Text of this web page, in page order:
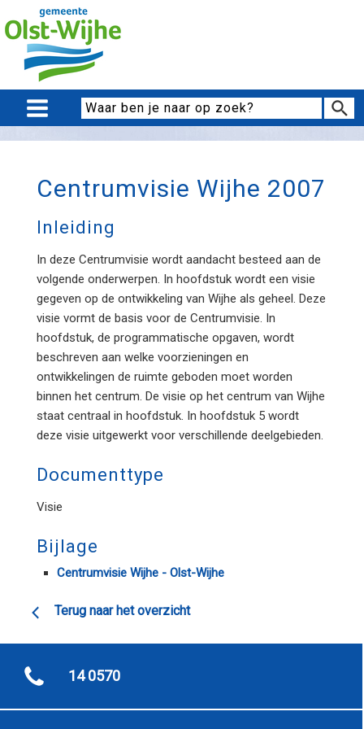
Centrumvisie Wijhe 2007
Inleiding
In deze Centrumvisie wordt aandacht besteed aan de
volgende onderwerpen. In hoofdstuk wordt een visie
gegeven op de ontwikkeling van Wijhe als geheel. Deze
visie vormt de basis voor de Centrumvisie. In
hoofdstuk, de programmatische opgaven, wordt
beschreven aan welke voorzieningen en
ontwikkelingen de ruimte geboden moet worden
binnen het centrum. De visie op het centrum van Wijhe
staat centraal in hoofdstuk. In hoofdstuk 5 wordt
deze visie uitgewerkt voor verschillende deelgebieden.
Documenttype
Visie
Bijlage
Centrumvisie Wijhe - Olst-Wijhe
Terug naar het overzicht
14 0570